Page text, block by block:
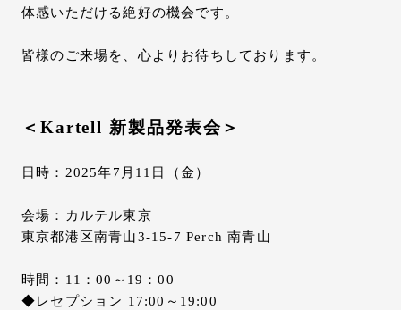
体感いただける絶好の機会です。
皆様のご来場を、心よりお待ちしております。
＜Kartell 新製品発表会＞
日時：2025年7月11日（金）
会場：カルテル東京
東京都港区南青山3-15-7 Perch 南青山
時間：11：00～19：00
◆レセプション 17:00～19:00